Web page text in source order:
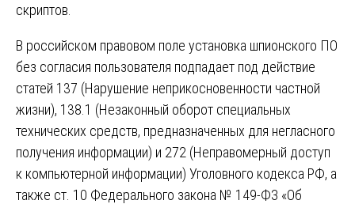
скриптов.
В российском правовом поле установка шпионского ПО
без согласия пользователя подпадает под действие
статей 137 (Нарушение неприкосновенности частной
жизни), 138.1 (Незаконный оборот специальных
технических средств, предназначенных для негласного
получения информации) и 272 (Неправомерный доступ
к компьютерной информации) Уголовного кодекса РФ, а
также ст. 10 Федерального закона № 149-ФЗ «Об